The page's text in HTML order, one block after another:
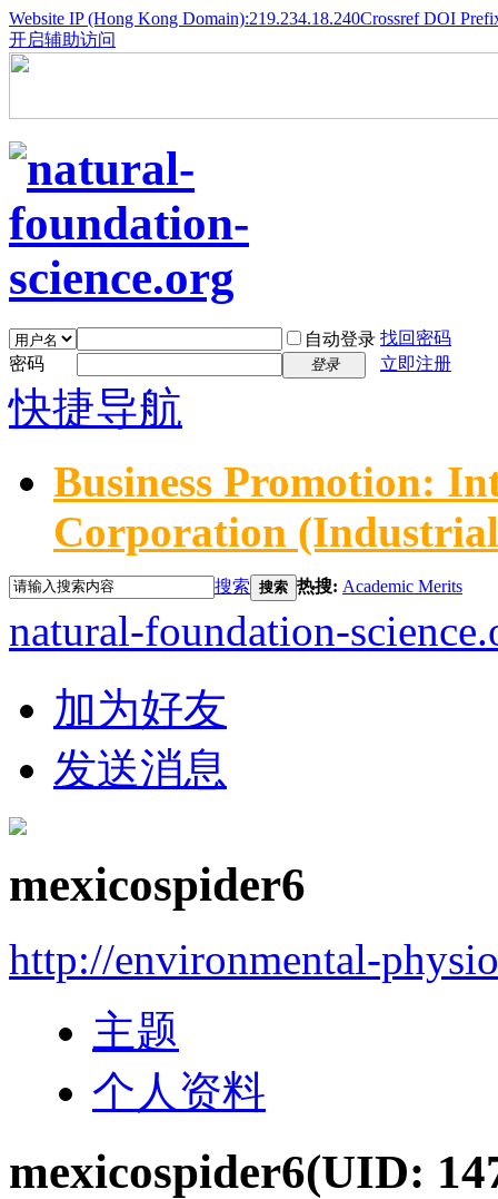
Website IP (Hong Kong Domain):219.234.18.240Crossref DOI
开启辅助访问
自动登录 找回密码
密码
登录 立即注册
快捷导航
Business Promotion:
Corporation
搜索 搜索 热搜: Academic Merits
natural-foundation-
加为好友
发送消息
mexicospider6
http://environmental-
主题
个人资料
mexicospider6(UID: